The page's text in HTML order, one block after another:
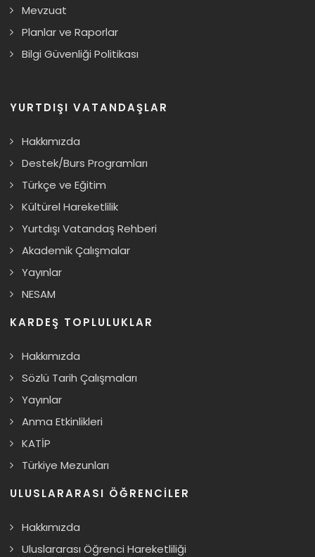
Mevzuat
Planlar ve Raporlar
Bilgi Güvenliği Politikası
YURTDIŞI VATANDAŞLAR
Hakkımızda
Destek/Burs Programları
Türkçe ve Eğitim
Kültürel Hareketlilik
Yurtdışı Vatandaş Rehberi
Akademik Çalışmalar
Yayınlar
NESAM
KARDEŞ TOPLULUKLAR
Hakkımızda
Sözlü Tarih Çalışmaları
Yayınlar
Anma Etkinlikleri
KATİP
Türkiye Mezunları
ULUSLARARASI ÖĞRENCILER
Hakkımızda
Uluslararası Öğrenci Hareketliliği